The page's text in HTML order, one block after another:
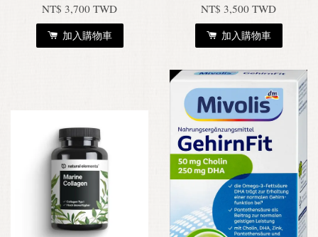
NT$ 3,700 TWD
加入購物車
NT$ 3,500 TWD
加入購物車